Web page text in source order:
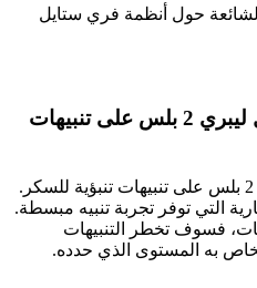
حول أنظمة فري ستايل
هل يحتوي نظام فري ستايل ليبري 2 بلس على تنبيهات
لا يحتوي نظام فري ستايل ليبري 2 بلس على تنبيهات تنبؤية للسكر.
التي توفر تجربة تنبيه مبسطة.
فسوف تخطر التنبيهات
به المستوى الذي حدده.